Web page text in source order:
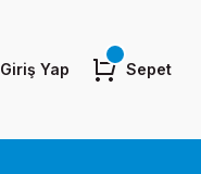
Giriş Yap Sepet